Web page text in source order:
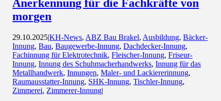
Anerkennung für die Fachkräfte von
morgen
29.10.2025|KH-News, ABZ Bau Brakel, Ausbildung,Bäcker-
Innung,Bau,Baugewerbe-Innung,Dachdecker-Innung,
Fachinnung für Elektrotechnik,Fleischer-Innung,Friseur-
Innung,Innung des Schuhmacherhandwerks,Innung für das
Metallhandwerk,Innungen,Maler- und Lackiererinnung,
Raumausstatter-Innung, SHK-Innung,Tischler-Innung,
Zimmerei, Zimmerer-Innung|